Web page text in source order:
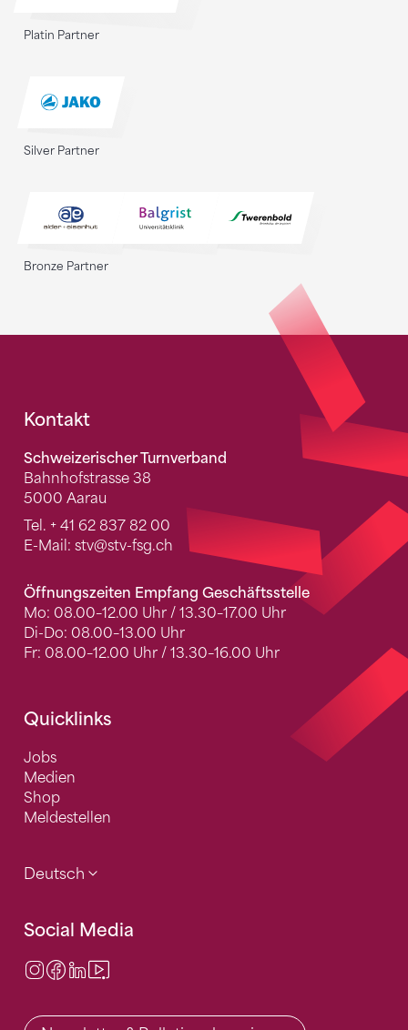
Platin Partner
Silver Partner
Bronze Partner
Fusszeile
Kontakt
Schweizerischer Turnverband
Bahnhofstrasse 38
5000 Aarau
Tel. + 41 62 837 82 00
E-Mail: stv@stv-fsg.ch
Öffnungszeiten Empfang Geschäftsstelle
Mo: 08.00–12.00 Uhr / 13.30–17.00 Uhr
Di-Do: 08.00–13.00 Uhr
Fr: 08.00–12.00 Uhr / 13.30–16.00 Uhr
Quicklinks
Jobs
Medien
Shop
Meldestellen
Deutsch
Social Media
Instagram
Facebook
LinkedIn